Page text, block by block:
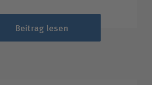
Beitrag lesen